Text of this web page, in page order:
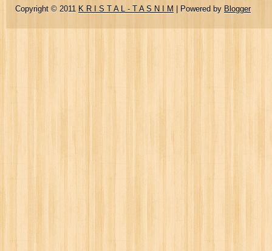
Copyright © 2011 K R I S T A L - T A S N I M | Powered by Blogger